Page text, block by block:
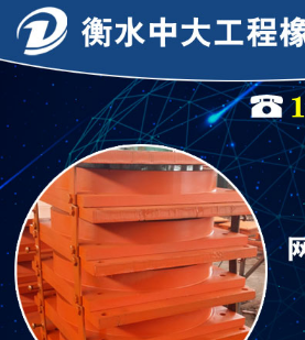
连廊支座
隔震支座